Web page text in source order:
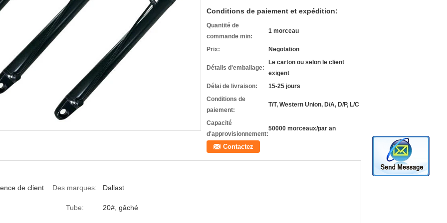
Conditions de paiement et expédition:
Quantité de
commande min:
1 morceau
Prix: Negotation
Détails d'emballage:
Le carton ou selon le client
exigent
Délai de livraison:
15-25 jours
Conditions de
paiement:
T/T, Western Union, D/A, D/P, L/C
Capacité
d'approvisionnement:
50000 morceaux/par an
Contactez
de client Des marques: Dallast
Tube: 20#, gâché